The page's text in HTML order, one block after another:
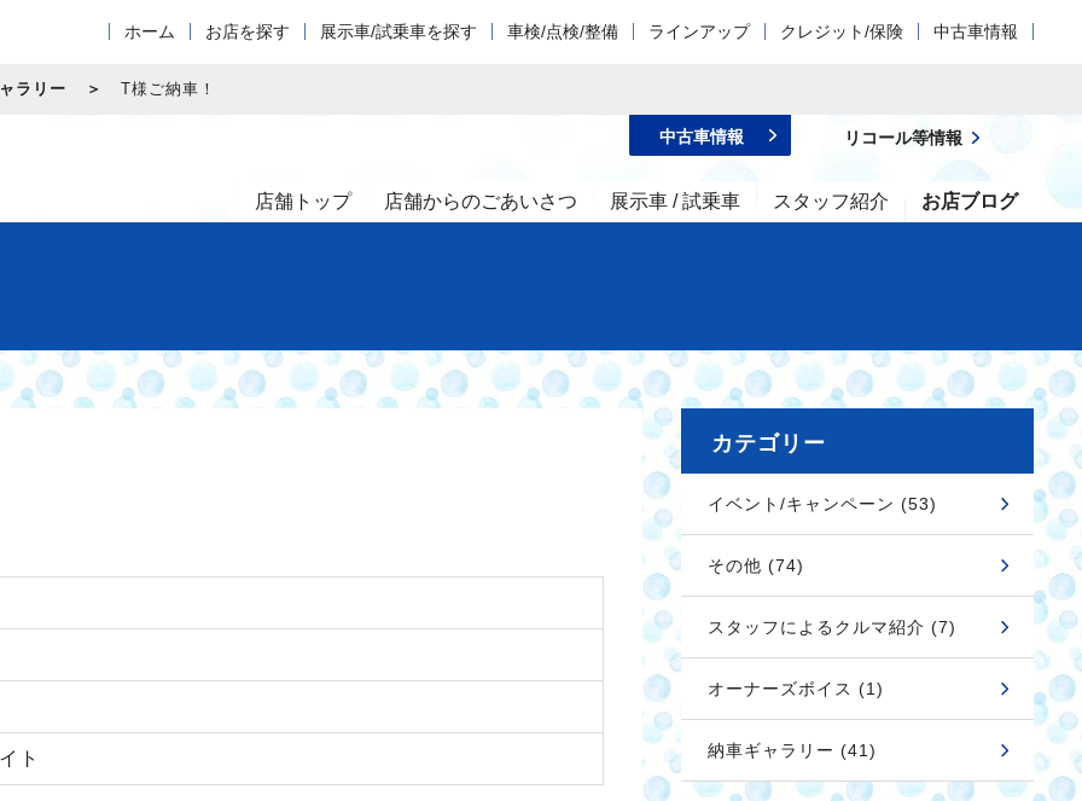
ホーム お店を探す 展示車/試乗車を探す 車検/点検/整備 ラインアップ クレジット/保険 中古車情報
ラリー T様ご納車！
店舗トップ 店舗からのごあいさつ 展示車 / 試乗車 スタッフ紹介 お店ブログ
中古車情報 リコール等情報
ト
カテゴリー
イベント/キャンペーン (53)
その他 (74)
スタッフによるクルマ紹介 (7)
オーナーズボイス (1)
納車ギャラリー (41)